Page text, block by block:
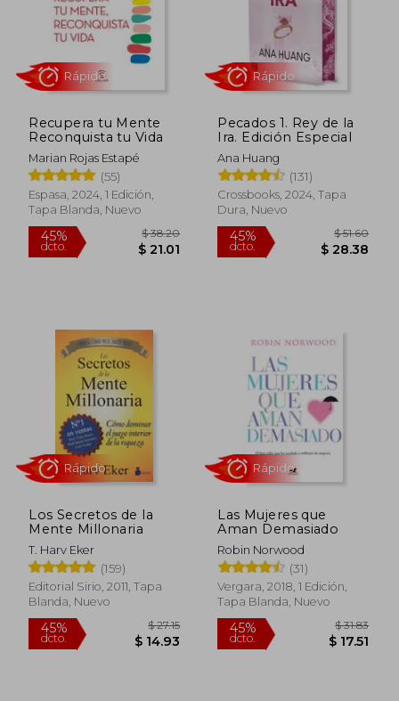
45%
dcto. $ 27.89
45%
dcto.
Recupera tu Mente
Reconquista tu Vida
Marian Rojas Estapé
(55)
Espasa, 2024, 1 Edición,
Tapa Blanda, Nuevo
45%
dcto.
Pecados 1. Rey de la
Ira. Edición Especial
Ana Huang
(131)
Crossbooks, 2024, Tapa
Dura, Nuevo
45%
dcto.
Los Secretos de la
Mente Millonaria
T. Harv Eker
(159)
Editorial Sirio, 2011, Tapa
Blanda, Nuevo
Las Mujeres que
Aman Demasiado
Robin Norwood
(31)
Vergara, 2018, 1 Edición,
Tapa Blanda, Nuevo